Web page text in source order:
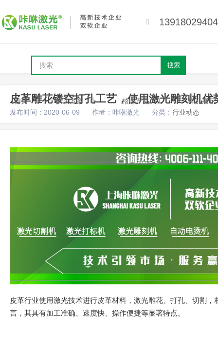
13918029404
搜索
首页 解决方案 核心产品 样品展示
皮革雕花镂空打孔工艺，使用激光雕刻机优
发布时间：2020-06-09 作者：咔咻激光 分类： 行业动态
皮革行业使用激光技术进行皮革材料，激光雕花、打孔、切割
言，其具有加工准确、速度快、操作便捷等显著特点。